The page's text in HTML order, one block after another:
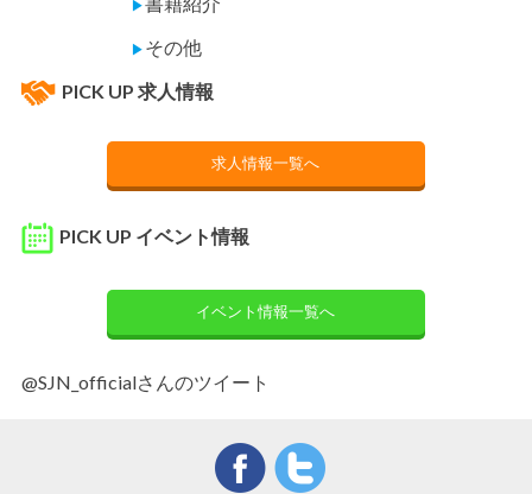
▶
▶ その他
PICK UP 求人情報
求人情報一覧へ
PICK UP イベント情報
イベント情報一覧へ
@SJN_officialさんのツイート